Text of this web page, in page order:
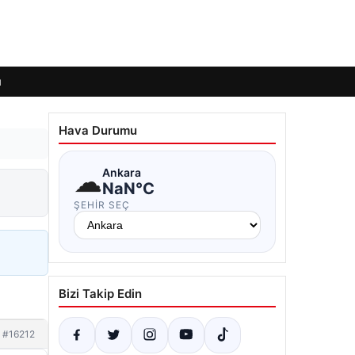
#16212
Hava Durumu
☁Ankara
NaN°C
ŞEHIR SEÇ
Bizi Takip Edin